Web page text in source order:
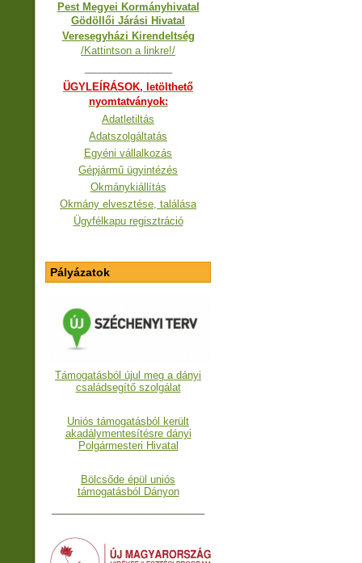
Pest Megyei Kormányhivatal
Gödöllői Járási Hivatal
Veresegyházi Kirendeltség
/Kattintson a linkre!/
ÜGYLEÍRÁSOK, letölthető
nyomtatványok:
Adatletiltás
Adatszolgáltatás
Egyéni vállalkozás
Gépjármű ügyintézés
Okmánykiállítás
Okmány elvesztése, találása
Ügyfélkapu regisztráció
Pályázatok
Támogatásból újul meg a dányi
családsegítő szolgálat
Uniós támogatásból került
akadálymentesítésre dányi
Polgármesteri Hivatal
Bölcsőde épül uniós
támogatásból Dányon